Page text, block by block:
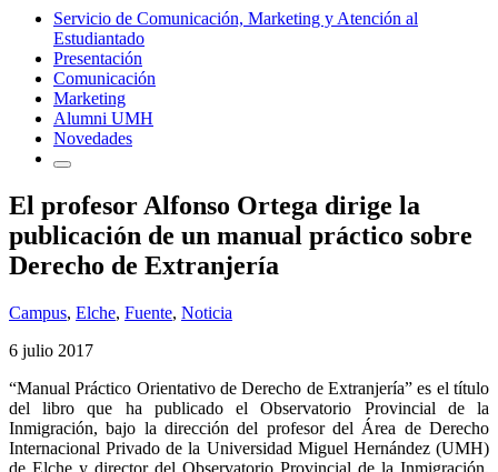
Servicio de Comunicación, Marketing y Atención al
Estudiantado
Presentación
Comunicación
Marketing
Alumni UMH
Novedades
El profesor Alfonso Ortega dirige la
publicación de un manual práctico sobre
Derecho de Extranjería
Campus, Elche, Fuente, Noticia
6 julio 2017
“Manual Práctico Orientativo de Derecho de Extranjería” es el título
del libro que ha publicado el Observatorio Provincial de la
Inmigración, bajo la dirección del profesor del Área de Derecho
Internacional Privado de la Universidad Miguel Hernández (UMH)
de Elche y director del Observatorio Provincial de la Inmigración,